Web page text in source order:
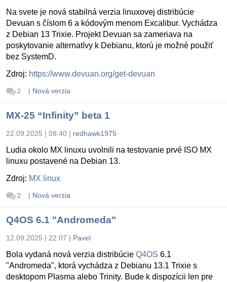
Na svete je nová stabilná verzia linuxovej distribúcie
Devuan s číslom 6 a kódovým menom Excalibur. Vychádza
z Debian 13 Trixie. Projekt Devuan sa zameriava na
poskytovanie alternatívy k Debianu, ktorú je možné použiť
bez SystemD.
Zdroj: https://www.devuan.org/get-devuan
2 | Nová verzia
MX-25 “Infinity” beta 1
22.09.2025 | 08:40 | redhawk1975
Ludia okolo MX linuxu uvolnili na testovanie prvé ISO MX
linuxu postavené na Debian 13.
Zdroj: MX linux
2 | Nová verzia
Q4OS 6.1 "Andromeda"
12.09.2025 | 22:07 | Pavel
Bola vydaná nová verzia distribúcie Q4OS 6.1
"Andromeda", ktorá vychádza z Debianu 13.1 Trixie s
desktopom Plasma alebo Trinity. Bude k dispozícii len pre